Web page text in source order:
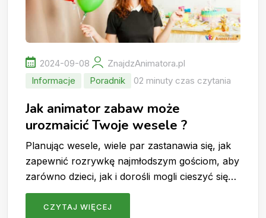
2024-09-08
ZnajdzAnimatora.pl
Informacje
Poradnik 02 minuty czas czytania
Jak animator zabaw może
urozmaicić Twoje wesele ?
Planując wesele, wiele par zastanawia się, jak
zapewnić rozrywkę najmłodszym gościom, aby
zarówno dzieci, jak i dorośli mogli cieszyć się…
CZYTAJ WIĘCEJ